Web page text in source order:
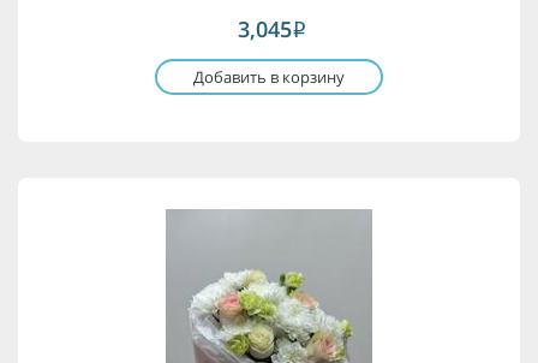
3,045i
Добавить в корзину